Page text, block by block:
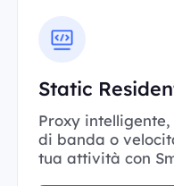
Static
Proxy
di banda o
tua attività con